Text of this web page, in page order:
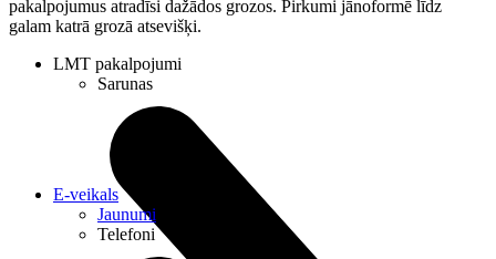
pakalpojumus atradīsi dažādos grozos. Pirkumi jānoformē līdz
galam katrā grozā atsevišķi.
LMT pakalpojumi
Sarunas
E-veikals
Jaunumi
Telefoni